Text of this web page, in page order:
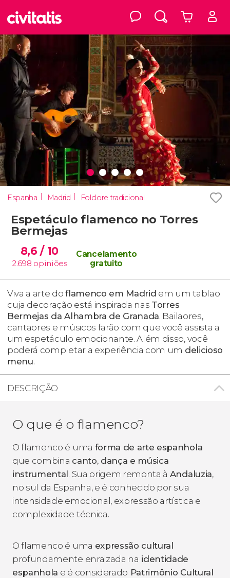
Espanha Madrid Folclore tradicional
Espetáculo flamenco no Torres
Bermejas
8,6/ 10
2.698 opiniões
Cancelamento
gratuito
Viva a arte doflamenco em Madrid em umtablao
cuja decoração está inspirada nas Torres
Bermejas da Alhambra de Granada. Bailaores,
cantaores e músicos farão com que você assista a
um espetáculo emocionante. Além disso, você
poderá completar a experiência com um delicioso
menu.
DESCRIÇÃO
O que é o flamenco?
O flamenco é uma forma de arte espanhola
que combina canto, dança e música
instrumental. Sua origem remonta à Andaluzia,
no sul da Espanha, e é conhecido por sua
intensidade emocional, expressão artística e
complexidade técnica.
O flamenco é uma expressão cultural
profundamente enraizada na identidade
espanhola e é considerado Patrimônio Cultural